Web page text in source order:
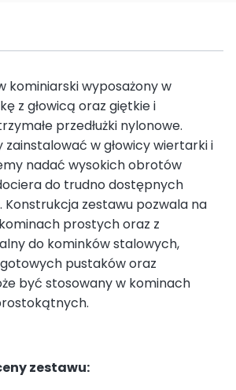
kominiarski wyposażony w
z głowicą oraz giętkie i
przedłużki nylonowe.
zainstalować w głowicy wiertarki i
nadać wysokich obrotów
do trudno dostępnych
Konstrukcja zestawu pozwala na
prostych oraz z
do kominków stalowych,
pustaków oraz
być stosowany w kominach
zestawu: